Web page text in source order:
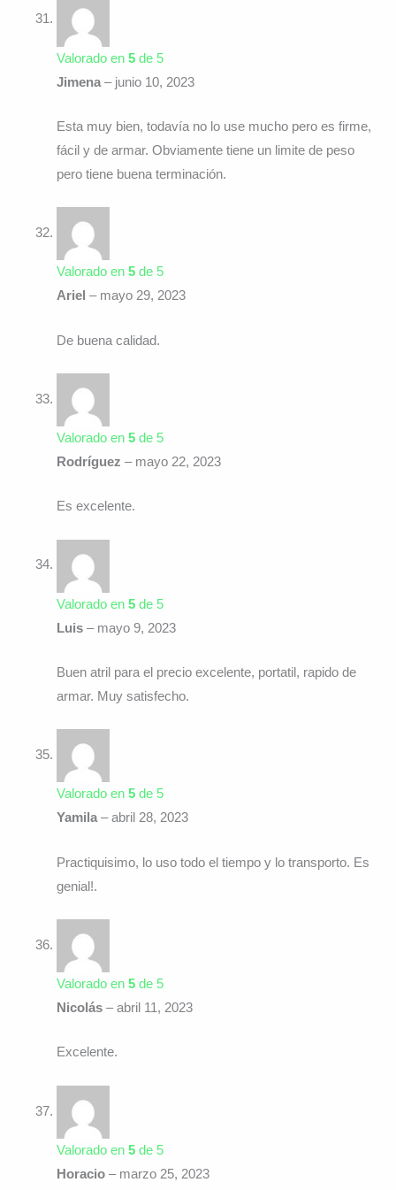
Valorado en 5de 5
Jimena – junio 10, 2023
Esta muy bien, todavía no lo use mucho pero es firme,
fácil y de armar. Obviamente tiene un limite de peso
pero tiene buena terminación.
Valorado en 5de 5
Ariel – mayo 29, 2023
De buena calidad.
Valorado en 5de 5
Rodríguez – mayo 22, 2023
Es excelente.
Valorado en 5de 5
Luis – mayo 9, 2023
Buen atril para el precio excelente, portatil, rapido de
armar. Muy satisfecho.
Valorado en 5de 5
Yamila– abril 28, 2023
Practiquisimo, lo uso todo el tiempo y lo transporto. Es
genial!.
Valorado en 5de 5
Nicolás – abril 11, 2023
Excelente.
Valorado en 5de 5
Horacio – marzo 25, 2023